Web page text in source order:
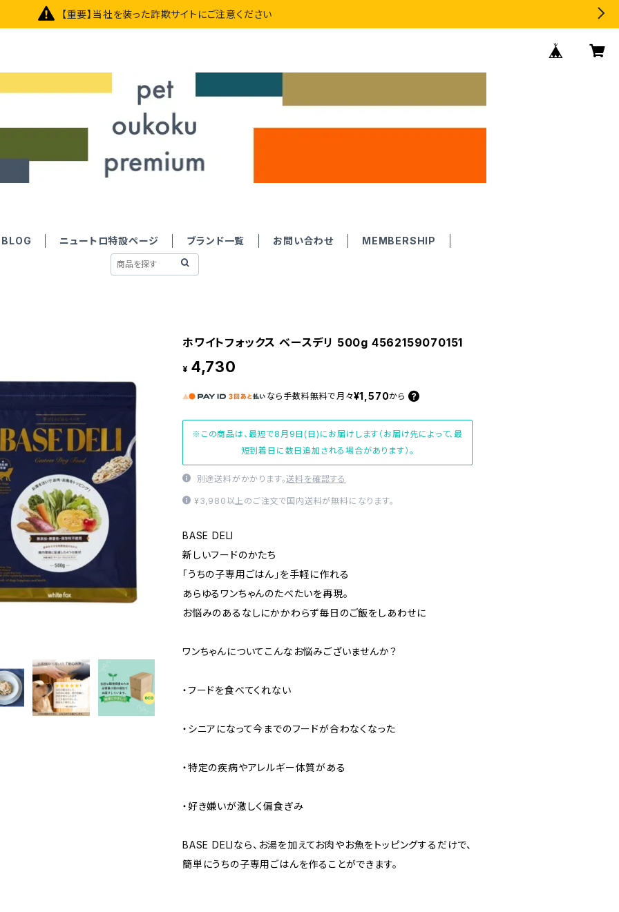
【重要】当社を装った詐欺サイトにご注意ください
BLOG ニュートロ特設ページ ブランド一覧 お問い合わせ MEMBERSHIP
ホワイトフォックス ベースデリ 500g 4562159070151
¥ 4,730
なら 手数料無料で 月々¥1,570から
※この商品は、最短で8月9日(日)にお届けします（お届け先によって、最
短到着日に数日追加される場合があります）。
別途送料がかかります。送料を確認する
¥3,980以上のご注文で国内送料が無料になります。
BASE DELI
新しいフードのかたち
「うちの子専用ごはん」を手軽に作れる
あらゆるワンちゃんのたべたいを再現。
お悩みのあるなしにかかわらず毎日のご飯をしあわせに
ワンちゃんについてこんなお悩みございませんか？
・フードを食べてくれない
・シニアになって今までのフードが合わなくなった
・特定の疾病やアレルギー体質がある
・好き嫌いが激しく偏食ぎみ
BASE DELIなら、お湯を加えてお肉やお魚をトッピングするだけで、
簡単にうちの子専用ごはんを作ることができます。